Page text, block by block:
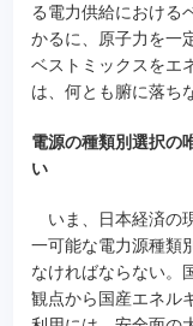
る電力供給における
かるに、原子力を一
ベストミックスをエ
は、何とも腑に落ち
電源の種類別選択の
い
いま、日本経済の
一可能な電力源種類
なければならない。
観点から国産エネル